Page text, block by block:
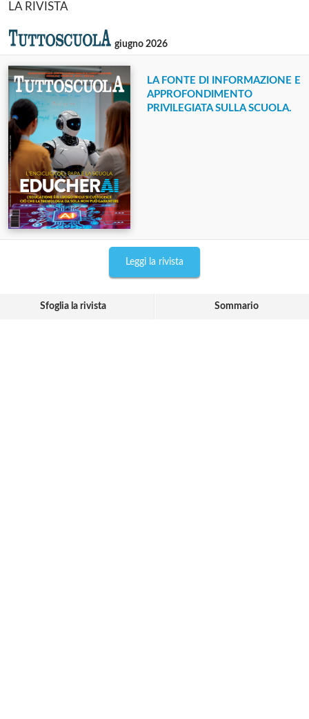
LA RIVISTA
giugno 2026
LA FONTE DI INFORMAZIONE E
APPROFONDIMENTO
PRIVILEGIATA SULLA SCUOLA.
Leggi la rivista
Sfoglia la rivista Sommario